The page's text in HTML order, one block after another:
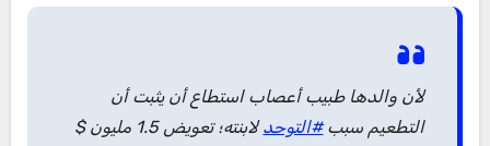
لأن والدها طبيب أعصاب استطاع أن يثبت أن
التطعيم سبب#التوحد
لابنته؛ تعويض 1.5 مليون $